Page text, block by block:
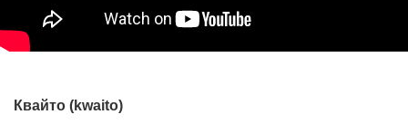
Квайто (kwaito)